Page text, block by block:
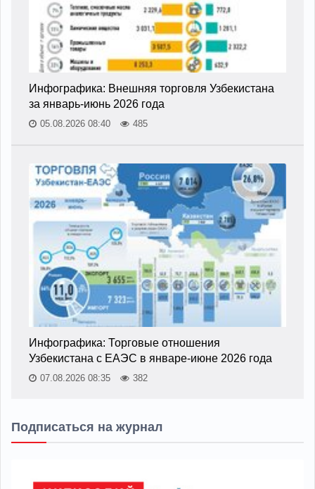
Инфографика: Внешняя торговля Узбекистана
за январь-июнь 2026 года
05.08.2026 08:40 485
Инфографика: Торговые отношения
Узбекистана с ЕАЭС в январе-июне 2026 года
07.08.2026 08:35 382
Подписаться на журнал